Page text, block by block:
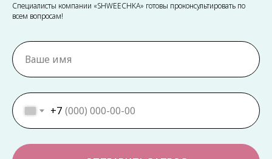
Специалисты компании «SHWEECHKA» готовы проконсультировать по
всем вопросам!
+7